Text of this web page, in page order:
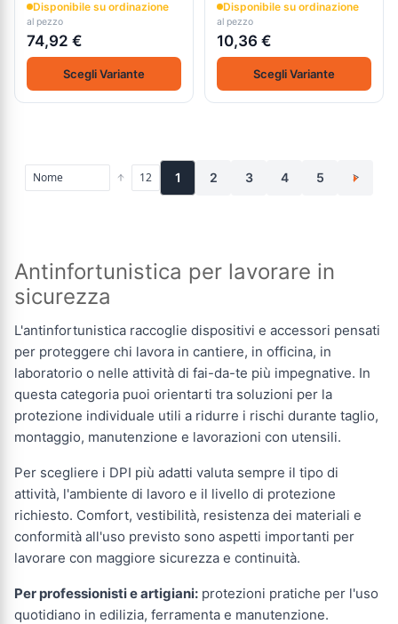
Disponibile su ordinazione
al pezzo
74,92 €
Scegli Variante
Disponibile su ordinazione
al pezzo
10,36 €
Scegli Variante
1 2 3 4 5 >
Antinfortunistica per lavorare in
sicurezza
L'antinfortunistica raccoglie dispositivi e accessori pensati
per proteggere chi lavora in cantiere, in officina, in
laboratorio o nelle attività di fai-da-te più impegnative. In
questa categoria puoi orientarti tra soluzioni per la
protezione individuale utili a ridurre i rischi durante taglio,
montaggio, manutenzione e lavorazioni con utensili.
Per scegliere i DPI più adatti valuta sempre il tipo di
attività, l'ambiente di lavoro e il livello di protezione
richiesto. Comfort, vestibilità, resistenza dei materiali e
conformità all'uso previsto sono aspetti importanti per
lavorare con maggiore sicurezza e continuità.
Per professionisti e artigiani: protezioni pratiche per l'uso
quotidiano in edilizia, ferramenta e manutenzione.